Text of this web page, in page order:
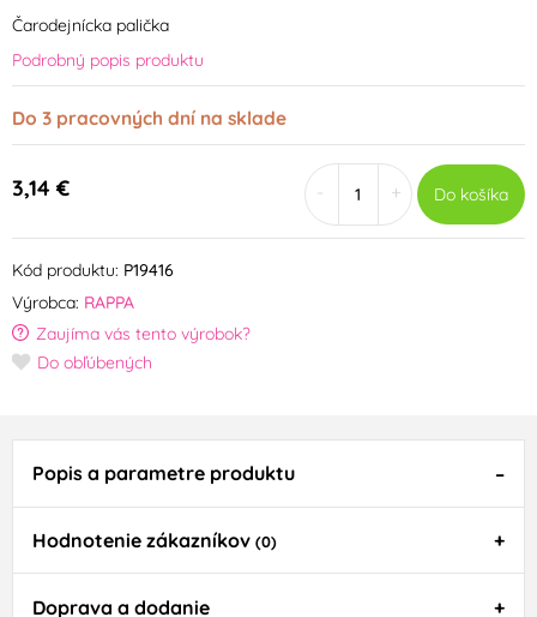
Čarodejnícka palička
Podrobný popis produktu
Do 3 pracovných dní na sklade
3,14 € + Do košíka
Kód produktu: P19416
Výrobca: RAPPA
Zaujíma vás tento výrobok?
Do obľúbených
Popis a parametre produktu
Hodnotenie zákazníkov (0)
Doprava a dodanie